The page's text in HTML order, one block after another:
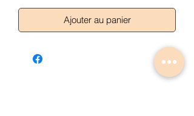
Ajouter au panier